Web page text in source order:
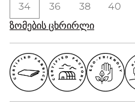
34 36 38 40
ზომების ცხრირლი